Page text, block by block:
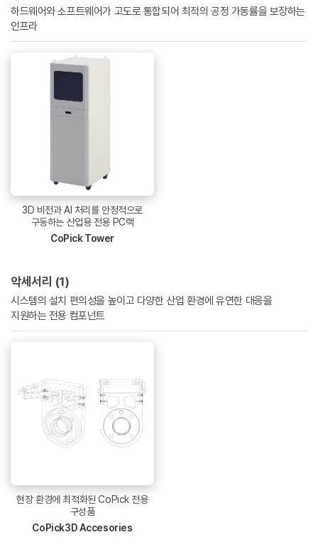
하드웨어와 소프트웨어가 고도로 통합되어 최적의 공정 가동률을 보장하는
인프라
3D 비전과 AI 처리를 안정적으로
구동하는 산업용 전용 PC랙
CoPick Tower
악세서리 (1)
시스템의 설치 편의성을 높이고 다양한 산업 환경에 유연한 대응을
지원하는 전용 컴포넌트
현장 환경에 최적화된 CoPick 전용
구성품
CoPick3D Accesories